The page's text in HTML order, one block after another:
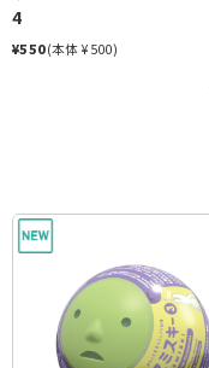
4
¥550(本体 ¥500)